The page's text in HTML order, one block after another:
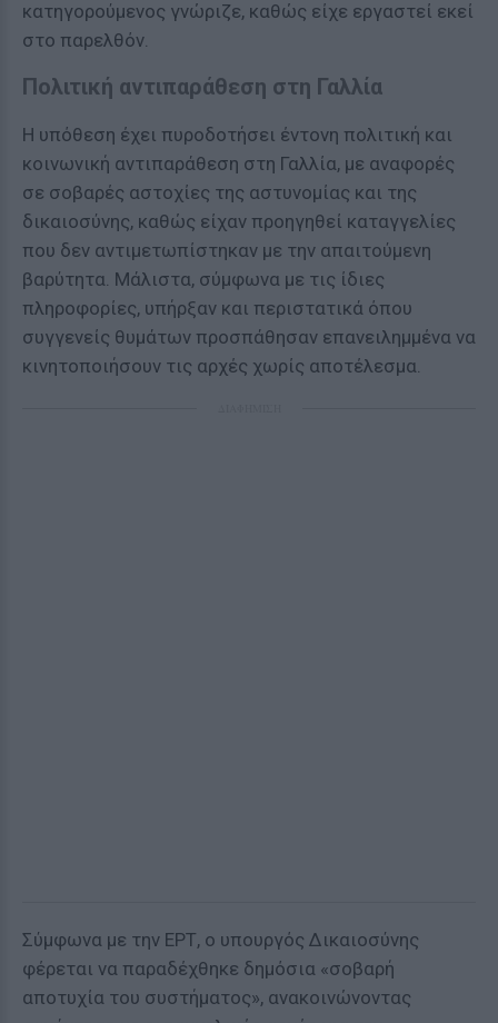
κατηγορούμενος γνώριζε, καθώς είχε εργαστεί εκεί
στο παρελθόν.
Πολιτική αντιπαράθεση στη Γαλλία
Η υπόθεση έχει πυροδοτήσει έντονη πολιτική και
κοινωνική αντιπαράθεση στη Γαλλία, με αναφορές
σε σοβαρές αστοχίες της αστυνομίας και της
δικαιοσύνης, καθώς είχαν προηγηθεί καταγγελίες
που δεν αντιμετωπίστηκαν με την απαιτούμενη
βαρύτητα. Μάλιστα, σύμφωνα με τις ίδιες
πληροφορίες, υπήρξαν και περιστατικά όπου
συγγενείς θυμάτων προσπάθησαν επανειλημμένα να
κινητοποιήσουν τις αρχές χωρίς αποτέλεσμα.
Σύμφωνα με την ΕΡΤ, ο υπουργός Δικαιοσύνης
φέρεται να παραδέχθηκε δημόσια «σοβαρή
αποτυχία του συστήματος», ανακοινώνοντας